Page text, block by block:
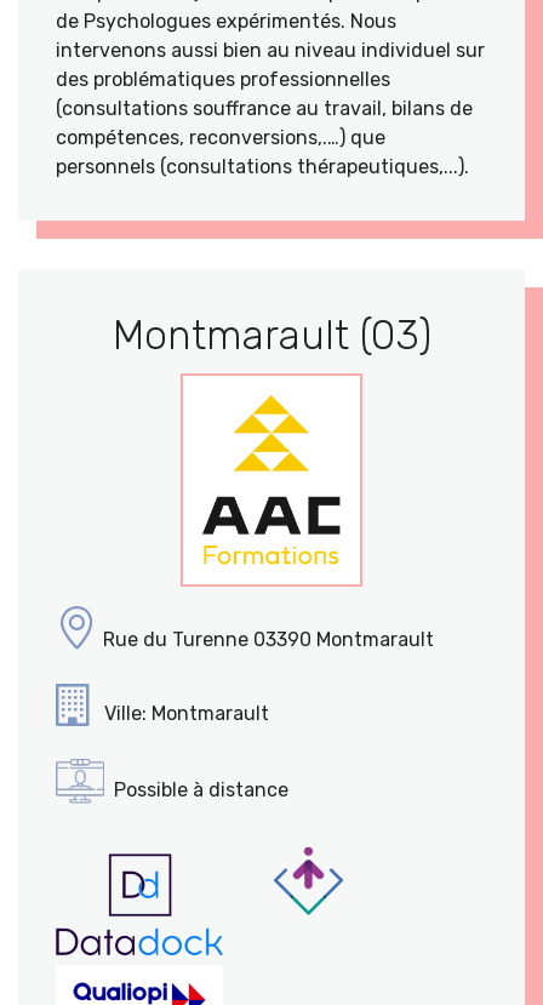
de Psychologues expérimentés. Nous
intervenons aussi bien au niveau individuel sur
des problématiques professionnelles
(consultations souffrance au travail, bilans de
compétences, reconversions,.…) que
personnels (consultations thérapeutiques,...).
Montmarault (03)
Rue du Turenne 03390 Montmarault
Ville: Montmarault
Possible à distance